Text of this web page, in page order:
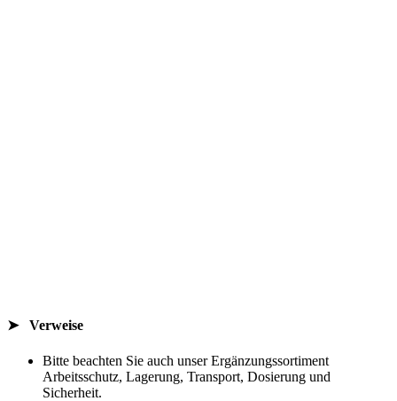
➤ Verweise
Bitte beachten Sie auch unser Ergänzungssortiment
Arbeitsschutz, Lagerung, Transport, Dosierung und
Sicherheit.